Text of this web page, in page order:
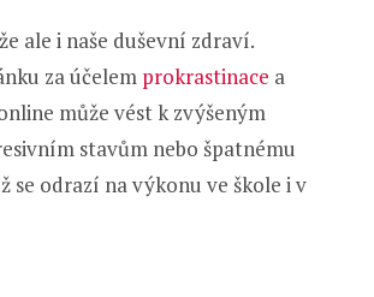
ale i naše duševní zdraví.
za účelem prokrastinace a
může vést k zvýšeným
stavům nebo špatnému
se odrazí na výkonu ve škole i v